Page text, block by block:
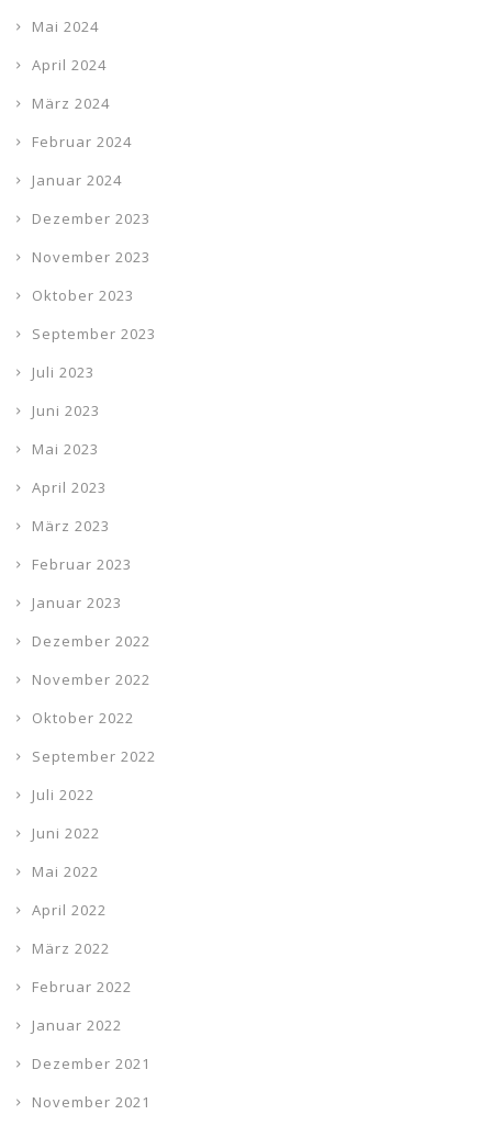
Mai 2024
April 2024
März 2024
Februar 2024
Januar 2024
Dezember 2023
November 2023
Oktober 2023
September 2023
Juli 2023
Juni 2023
Mai 2023
April 2023
März 2023
Februar 2023
Januar 2023
Dezember 2022
November 2022
Oktober 2022
September 2022
Juli 2022
Juni 2022
Mai 2022
April 2022
März 2022
Februar 2022
Januar 2022
Dezember 2021
November 2021